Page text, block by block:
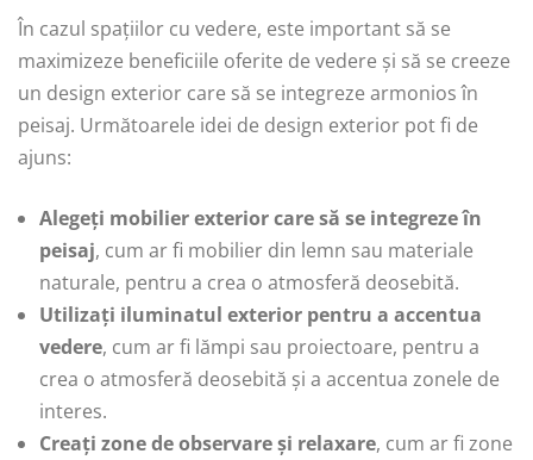
În cazul spațiilor cu vedere, este important să se
maximizeze beneficiile oferite de vedere și să se creeze
un design exterior care să se integreze armonios în
peisaj. Următoarele idei de design exterior pot fi de
ajuns:
Alegeți mobilier exterior care să se integreze în
peisaj, cum ar fi mobilier din lemn sau materiale
naturale, pentru a crea o atmosferă deosebită.
Utilizați iluminatul exterior pentru a accentua
vedere, cum ar fi lămpi sau proiectoare, pentru a
crea o atmosferă deosebită și a accentua zonele de
interes.
Creați zone de observare și relaxare, cum ar fi zone